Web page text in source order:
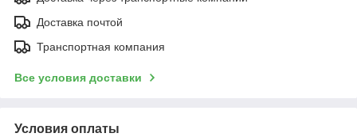
Доставка почтой
Транспортная компания
Все условия доставки
Условия оплаты